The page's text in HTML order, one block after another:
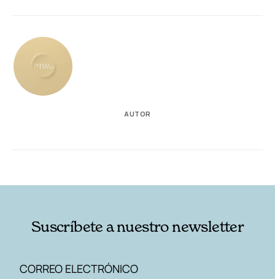
AUTOR
Suscríbete a nuestro newsletter